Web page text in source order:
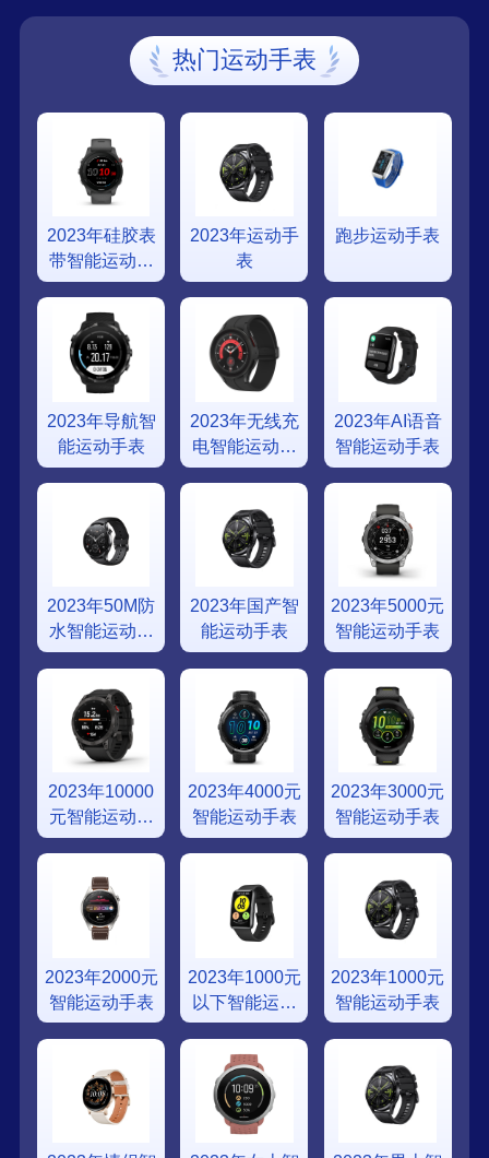
热门运动手表
2023年硅胶表
带智能运动手
表
2023年运动手
表
跑步运动手表
2023年导航智
能运动手表
2023年无线充
电智能运动手
表
2023年AI语音
智能运动手表
2023年50M防
水智能运动手
表
2023年国产智
能运动手表
2023年5000元
智能运动手表
2023年10000
元智能运动手
表
2023年4000元
智能运动手表
2023年3000元
智能运动手表
2023年2000元
智能运动手表
2023年1000元
以下智能运动
手表
2023年1000元
智能运动手表